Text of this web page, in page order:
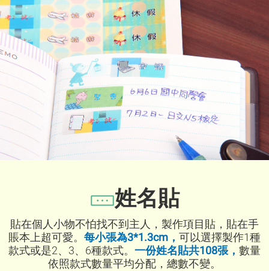
姓名貼
貼在個人小物不怕找不到主人， 製作項目貼，貼在手
賬本上超可愛。 每小張為3*1.3cm， 可以選擇製作1種
款式或是2、3、6種款式。 一份姓名貼共108張， 數量
依照款式數量平均分配，總數不變。